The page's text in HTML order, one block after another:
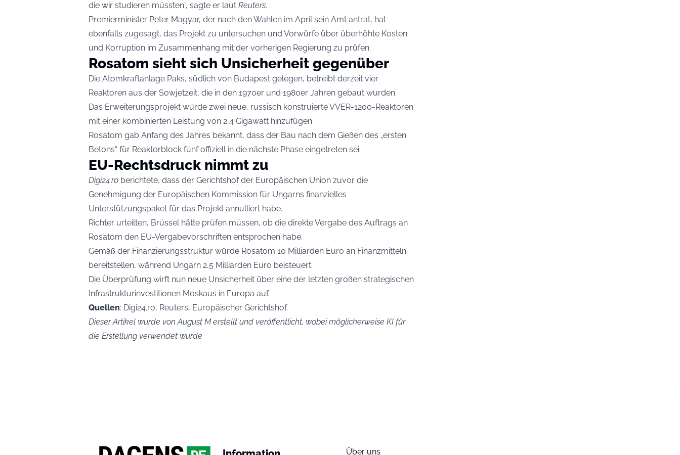
die wir studieren müssten“, sagte er laut Reuters.
Premierminister Peter Magyar, der nach den Wahlen im April sein Amt antrat, hat
ebenfalls zugesagt, das Projekt zu untersuchen und Vorwürfe über überhöhte Kosten
und Korruption im Zusammenhang mit der vorherigen Regierung zu prüfen.
Rosatom sieht sich Unsicherheit gegenüber
Die Atomkraftanlage Paks, südlich von Budapest gelegen, betreibt derzeit vier
Reaktoren aus der Sowjetzeit, die in den 1970er und 1980er Jahren gebaut wurden.
Das Erweiterungsprojekt würde zwei neue, russisch konstruierte VVER-1200-Reaktoren
mit einer kombinierten Leistung von 2,4 Gigawatt hinzufügen.
Rosatom gab Anfang des Jahres bekannt, dass der Bau nach dem Gießen des „ersten
Betons“ für Reaktorblock fünf offiziell in die nächste Phase eingetreten sei.
EU-Rechtsdruck nimmt zu
Digi24.ro berichtete, dass der Gerichtshof der Europäischen Union zuvor die
Genehmigung der Europäischen Kommission für Ungarns finanzielles
Unterstützungspaket für das Projekt annulliert habe.
Richter urteilten, Brüssel hätte prüfen müssen, ob die direkte Vergabe des Auftrags an
Rosatom den EU-Vergabevorschriften entsprochen habe.
Gemäß der Finanzierungsstruktur würde Rosatom 10 Milliarden Euro an Finanzmitteln
bereitstellen, während Ungarn 2,5 Milliarden Euro beisteuert.
Die Überprüfung wirft nun neue Unsicherheit über eine der letzten großen strategischen
Infrastrukturinvestitionen Moskaus in Europa auf.
Quellen: Digi24.ro, Reuters, Europäischer Gerichtshof.
Dieser Artikel wurde von August M erstellt und veröffentlicht, wobei möglicherweise KI für
die Erstellung verwendet wurde
Über uns